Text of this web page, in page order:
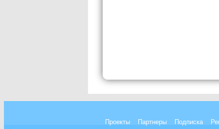
Проекты Партнеры Подписка